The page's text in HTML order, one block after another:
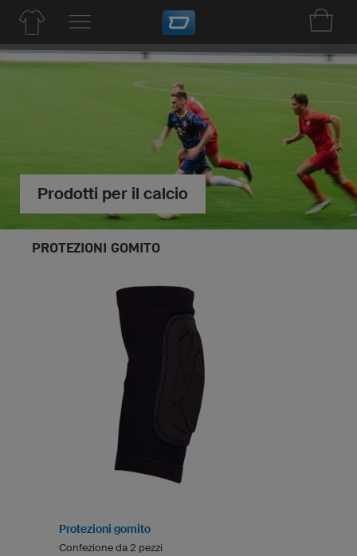
Prodotti per il calcio
PROTEZIONI GOMITO
Protezioni gomito
Confezione da 2 pezzi